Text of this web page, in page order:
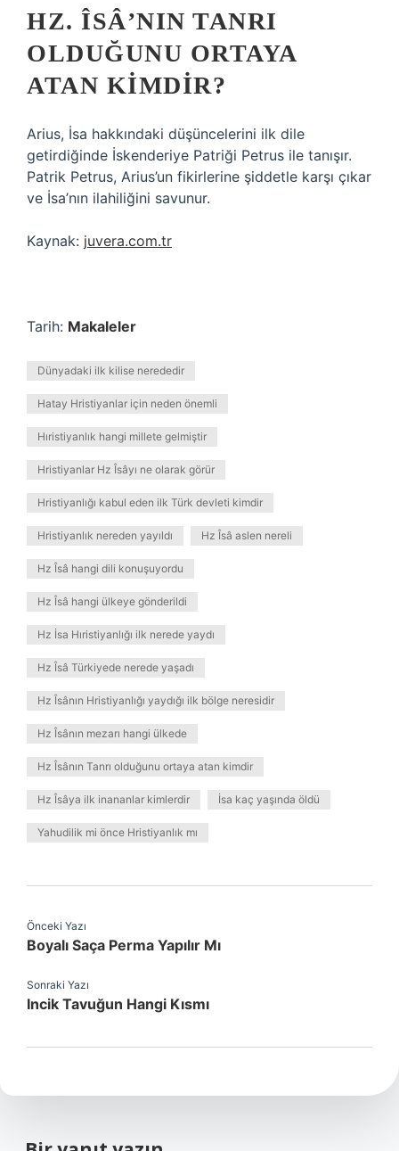
HZ. ÎSÂ’NIN TANRI
OLDUĞUNU ORTAYA
ATAN KIMDIR?
Arius, İsa hakkındaki düşüncelerini ilk dile
getirdiğinde İskenderiye Patriği Petrus ile tanışır.
Patrik Petrus, Arius’un fikirlerine şiddetle karşı çıkar
ve İsa’nın ilahiliğini savunur.
Kaynak: juvera.com.tr
Tarih: Makaleler
Dünyadaki ilk kilise nerededir
Hatay Hristiyanlar için neden önemli
Hıristiyanlık hangi millete gelmiştir
Hristiyanlar Hz Îsâyı ne olarak görür
Hristiyanlığı kabul eden ilk Türk devleti kimdir
Hristiyanlık nereden yayıldı Hz Îsâ aslen nereli
Hz Îsâ hangi dili konuşuyordu
Hz Îsâ hangi ülkeye gönderildi
Hz İsa Hıristiyanlığı ilk nerede yaydı
Hz Îsâ Türkiyede nerede yaşadı
Hz Îsânın Hristiyanlığı yaydığı ilk bölge neresidir
Hz Îsânın mezarı hangi ülkede
Hz Îsânın Tanrı olduğunu ortaya atan kimdir
Hz Îsâya ilk inananlar kimlerdir İsa kaç yaşında öldü
Yahudilik mi önce Hristiyanlık mı
Önceki Yazı
Boyalı Saça Perma Yapılır Mı
Sonraki Yazı
Incik Tavuğun Hangi Kısmı